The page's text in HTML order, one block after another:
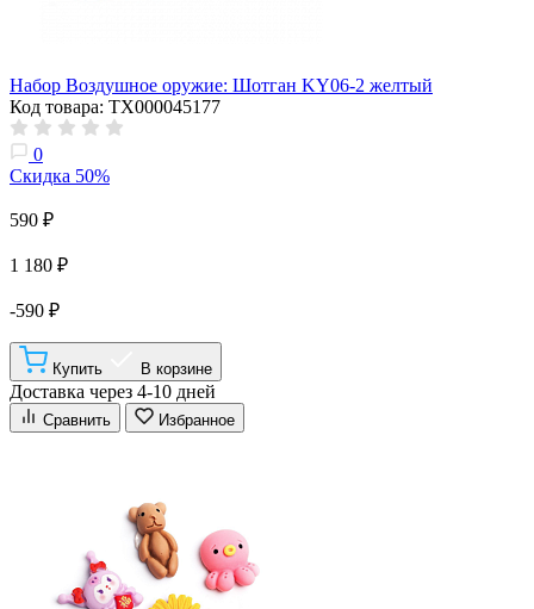
Набор Воздушное оружие: Шотган KY06-2 желтый
Код товара: ТХ000045177
0
Скидка 50%
590 ₽
1 180 ₽
-590 ₽
Купить В корзине
Доставка через 4-10 дней
Сравнить Избранное